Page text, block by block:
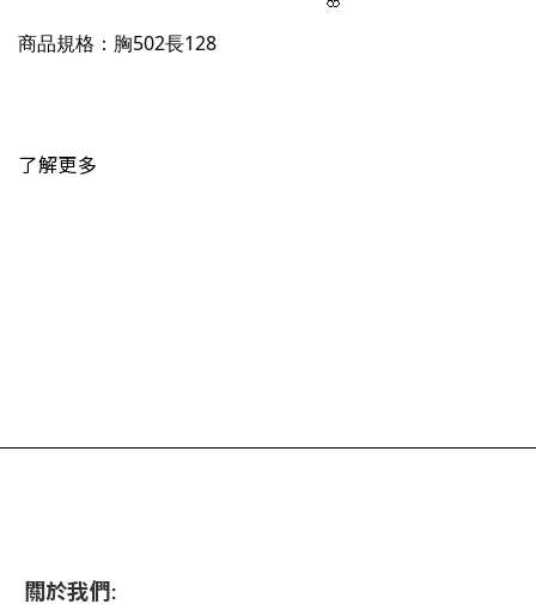
商品規格：胸502長128
了解更多
關於我們: